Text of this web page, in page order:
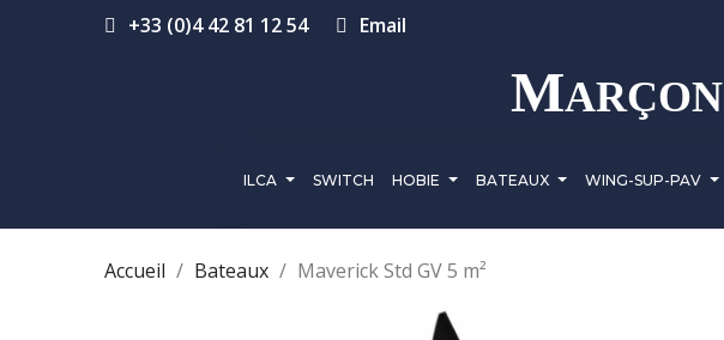
+33 (0)4 42 81 12 54 Email
MARÇON
ILCA SWITCH HOBIE BATEAUX WING-SUP-PAV
Accueil Bateaux Maverick Std GV 5 m²